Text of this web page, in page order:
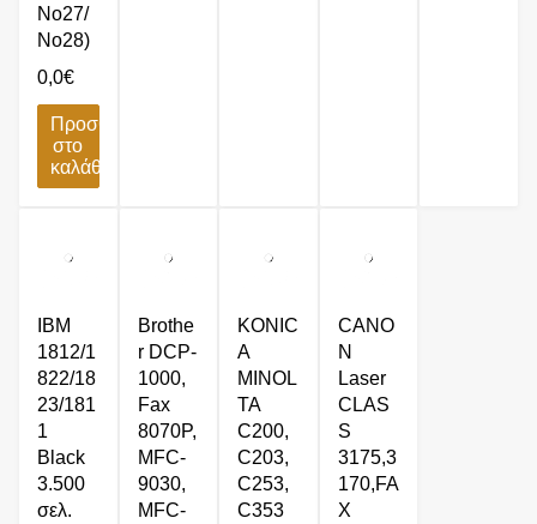
No27/
No28)
0,0€
Προσθήκη
στο
καλάθι
IBM
1812/1
822/18
23/181
1
Black
3.500
σελ.
Brothe
r DCP-
1000,
Fax
8070P,
MFC-
9030,
MFC-
KONIC
A
MINOL
TA
C200,
C203,
C253,
C353
CANO
N
Laser
CLAS
S
3175,3
170,FA
X